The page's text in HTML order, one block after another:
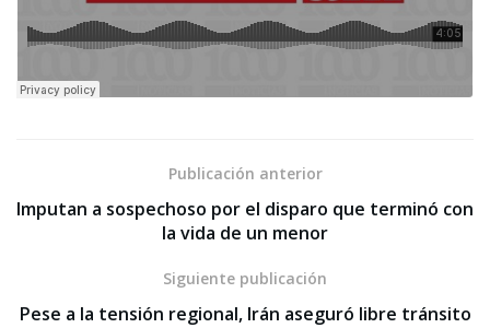
Publicación anterior
Imputan a sospechoso por el disparo que terminó con
la vida de un menor
Siguiente publicación
Pese a la tensión regional, Irán aseguró libre tránsito